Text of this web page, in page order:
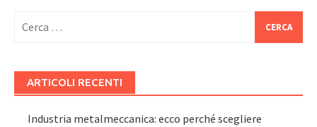
per:
ARTICOLI RECENTI
Industria metalmeccanica: ecco perché scegliere